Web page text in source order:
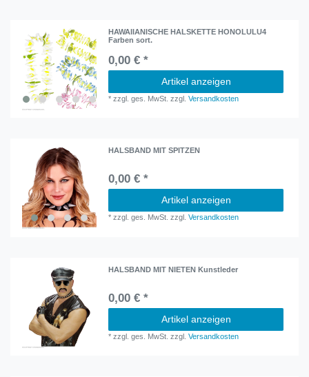
HAWAIIANISCHE HALSKETTE HONOLULU4
Farben sort.
0,00 € *
Artikel anzeigen
*zzgl. ges. MwSt. zzgl.Versandkosten
HALSBAND MIT SPITZEN
0,00 € *
Artikel anzeigen
*zzgl. ges. MwSt. zzgl.Versandkosten
HALSBAND MIT NIETEN Kunstleder
0,00 € *
Artikel anzeigen
*zzgl. ges. MwSt. zzgl.Versandkosten